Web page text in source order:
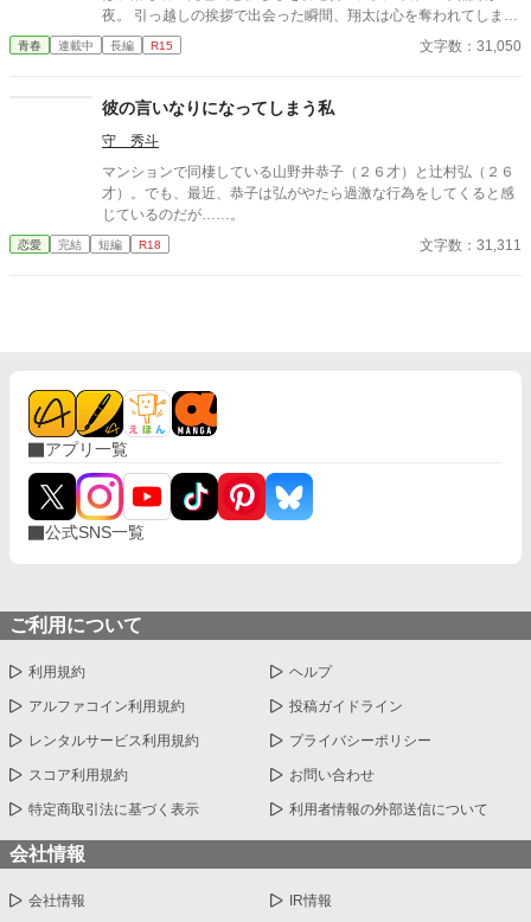
夜。 引っ越しの挨拶で出会った瞬間、翔太は心を奪われてしま
う。 偶然にもアルバイト先のスーパーで再会した彼女は、翔太を
すぐに採用し、温かく仕事を教えてくれる存在だった。 ある日の
紗夜の部屋でご飯をご馳走になるほど親密に。 優しくて穏やかで
――その色気に触れるたび、翔太の心は揺れていく。 大人の女性
と大学生、甘くちょっぴり刺激的な同居生活（？）がはじまる。
青春 連載中 長編 R15 文字数：31,050
彼の言いなりになってしまう私
守 秀斗
マンションで同棲している山野井恭子（２６才）と辻村弘（２６
才）。でも、最近、恭子は弘がやたら過激な行為をしてくると感
じているのだが……。
恋愛 完結 短編 R18 文字数：31,311
アプリ一覧
公式SNS一覧
ご利用について
利用規約 ヘルプ
アルファコイン利用規約 投稿ガイドライン
レンタルサービス利用規約 プライバシーポリシー
スコア利用規約 お問い合わせ
特定商取引法に基づく表示 利用者情報の外部送信について
会社情報
会社情報 IR情報